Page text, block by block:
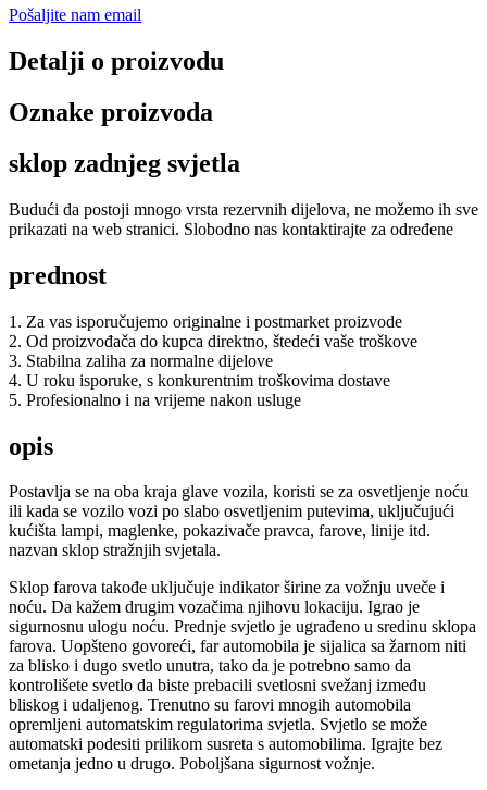
Pošaljite nam email
Detalji o proizvodu
Oznake proizvoda
sklop zadnjeg svjetla
Budući da postoji mnogo vrsta rezervnih dijelova, ne možemo ih sve
prikazati na web stranici. Slobodno nas kontaktirajte za određene
prednost
1. Za vas isporučujemo originalne i postmarket proizvode
2. Od proizvođača do kupca direktno, štedeći vaše troškove
3. Stabilna zaliha za normalne dijelove
4. U roku isporuke, s konkurentnim troškovima dostave
5. Profesionalno i na vrijeme nakon usluge
opis
Postavlja se na oba kraja glave vozila, koristi se za osvetljenje noću
ili kada se vozilo vozi po slabo osvetljenim putevima, uključujući
kućišta lampi, maglenke, pokazivače pravca, farove, linije itd.
nazvan sklop stražnjih svjetala.
Sklop farova takođe uključuje indikator širine za vožnju uveče i
noću. Da kažem drugim vozačima njihovu lokaciju. Igrao je
sigurnosnu ulogu noću. Prednje svjetlo je ugrađeno u sredinu sklopa
farova. Uopšteno govoreći, far automobila je sijalica sa žarnom niti
za blisko i dugo svetlo unutra, tako da je potrebno samo da
kontrolišete svetlo da biste prebacili svetlosni svežanj između
bliskog i udaljenog. Trenutno su farovi mnogih automobila
opremljeni automatskim regulatorima svjetla. Svjetlo se može
automatski podesiti prilikom susreta s automobilima. Igrajte bez
ometanja jedno u drugo. Poboljšana sigurnost vožnje.